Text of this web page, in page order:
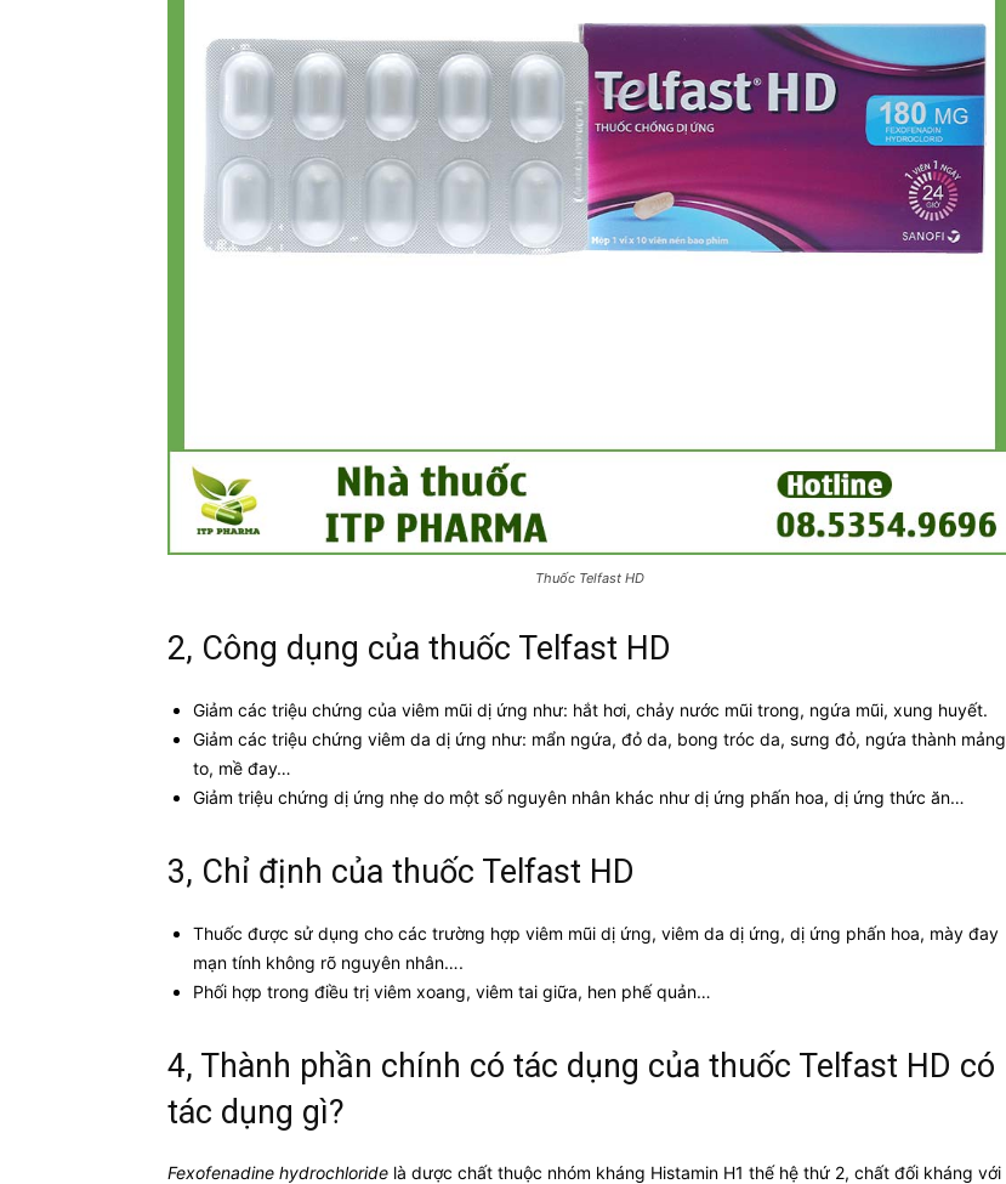
Thuốc Telfast HD
2, Công dụng của thuốc Telfast HD
Giảm các triệu chứng của viêm mũi dị ứng như: hắt hơi, chảy nước mũi trong, ngứa mũi, xung huyết.
Giảm các triệu chứng viêm da dị ứng như: mẩn ngứa, đỏ da, bong tróc da, sưng đỏ, ngứa thành mảng
to, mề đay…
Giảm triệu chứng dị ứng nhẹ do một số nguyên nhân khác như dị ứng phấn hoa, dị ứng thức ăn…
3, Chỉ định của thuốc Telfast HD
Thuốc được sử dụng cho các trường hợp viêm mũi dị ứng, viêm da dị ứng, dị ứng phấn hoa, mày đay
mạn tính không rõ nguyên nhân….
Phối hợp trong điều trị viêm xoang, viêm tai giữa, hen phế quản…
4, Thành phần chính có tác dụng của thuốc Telfast HD có
tác dụng gì?
Fexofenadine hydrochloride là dược chất thuộc nhóm kháng Histamin H1 thế hệ thứ 2, chất đối kháng với